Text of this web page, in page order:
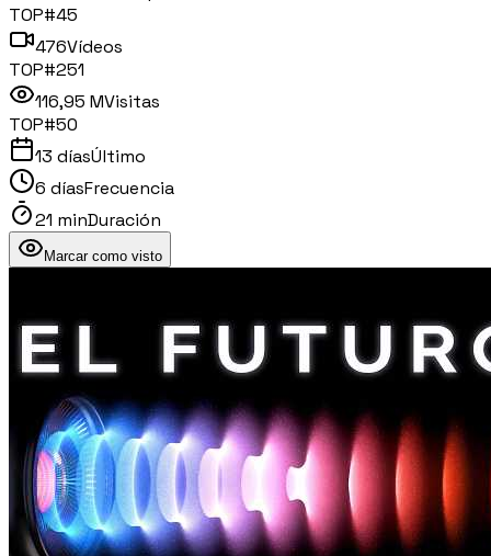
TOP#45
476Vídeos
TOP#251
116,95 MVisitas
TOP#50
13 díasÚltimo
6 díasFrecuencia
21 minDuración
Marcar como visto